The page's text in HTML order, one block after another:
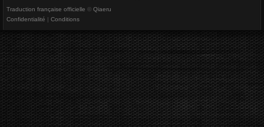
Traduction française officielle © Qiaeru
Confidentialité | Conditions